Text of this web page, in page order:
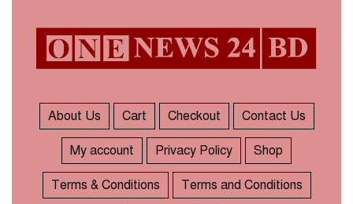
পারে জুলাইয়ে বিএনপির দলীয়
অভ্যুত্থান হয়েছে’
নিয়ে হট্টগোল
মাত্র ছয় দিনেই ১ বিলিয়ন ডলার
আয় স্পাইডার-ম্যান: ব্র্যান্ড নিউ
ডে
About Us Cart Checkout Contact Us
My account Privacy Policy Shop
Terms & Conditions Terms and Conditions